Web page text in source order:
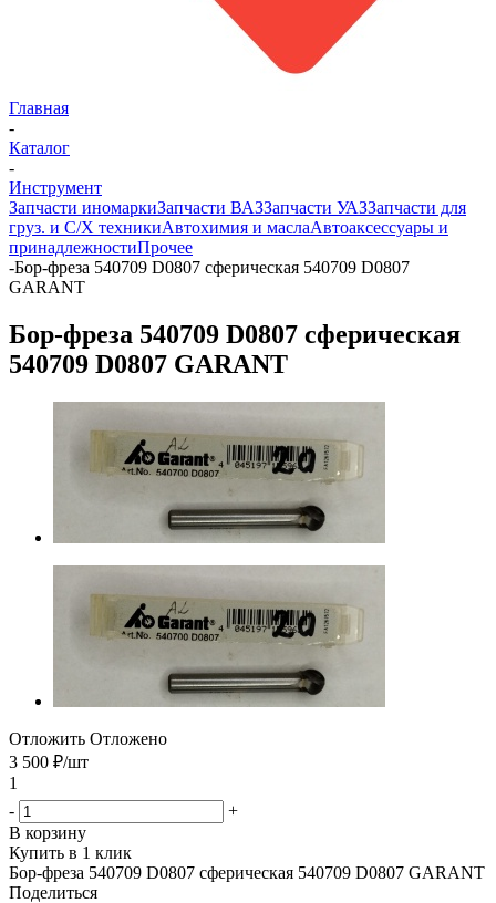
Главная
-
Каталог
-
Инструмент
Запчасти иномаркиЗапчасти ВАЗЗапчасти УАЗЗапчасти для
груз. и С/Х техникиАвтохимия и маслаАвтоаксессуары и
принадлежностиПрочее
-Бор-фреза 540709 D0807 сферическая 540709 D0807
GARANT
Бор-фреза 540709 D0807 сферическая
540709 D0807 GARANT
Отложить Отложено
3 500 ₽/шт
1
-
+
В корзину
Купить в 1 клик
Бор-фреза 540709 D0807 сферическая 540709 D0807 GARANT
Поделиться